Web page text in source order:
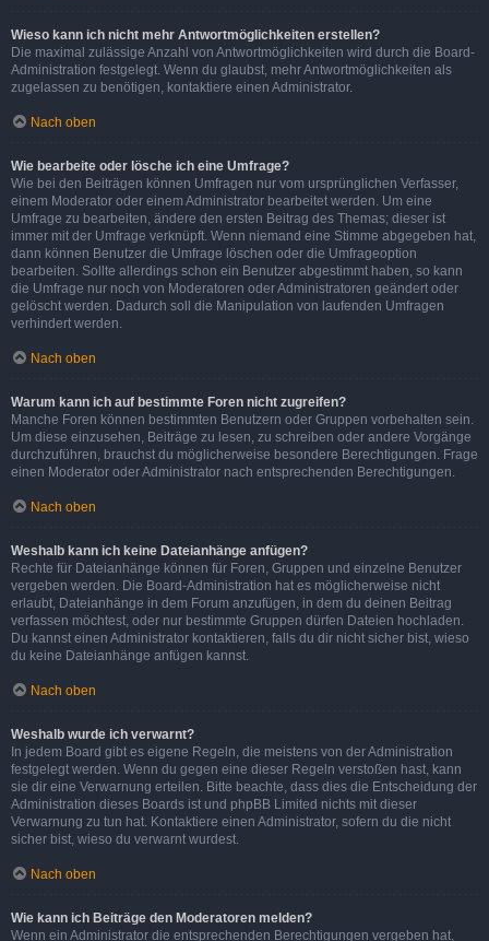
Wieso kann ich nicht mehr Antwortmöglichkeiten erstellen?
Die maximal zulässige Anzahl von Antwortmöglichkeiten wird durch die Board-
Administration festgelegt. Wenn du glaubst, mehr Antwortmöglichkeiten als
zugelassen zu benötigen, kontaktiere einen Administrator.
Nach oben
Wie bearbeite oder lösche ich eine Umfrage?
Wie bei den Beiträgen können Umfragen nur vom ursprünglichen Verfasser,
einem Moderator oder einem Administrator bearbeitet werden. Um eine
Umfrage zu bearbeiten, ändere den ersten Beitrag des Themas; dieser ist
immer mit der Umfrage verknüpft. Wenn niemand eine Stimme abgegeben hat,
dann können Benutzer die Umfrage löschen oder die Umfrageoption
bearbeiten. Sollte allerdings schon ein Benutzer abgestimmt haben, so kann
die Umfrage nur noch von Moderatoren oder Administratoren geändert oder
gelöscht werden. Dadurch soll die Manipulation von laufenden Umfragen
verhindert werden.
Nach oben
Warum kann ich auf bestimmte Foren nicht zugreifen?
Manche Foren können bestimmten Benutzern oder Gruppen vorbehalten sein.
Um diese einzusehen, Beiträge zu lesen, zu schreiben oder andere Vorgänge
durchzuführen, brauchst du möglicherweise besondere Berechtigungen. Frage
einen Moderator oder Administrator nach entsprechenden Berechtigungen.
Nach oben
Weshalb kann ich keine Dateianhänge anfügen?
Rechte für Dateianhänge können für Foren, Gruppen und einzelne Benutzer
vergeben werden. Die Board-Administration hat es möglicherweise nicht
erlaubt, Dateianhänge in dem Forum anzufügen, in dem du deinen Beitrag
verfassen möchtest, oder nur bestimmte Gruppen dürfen Dateien hochladen.
Du kannst einen Administrator kontaktieren, falls du dir nicht sicher bist, wieso
du keine Dateianhänge anfügen kannst.
Nach oben
Weshalb wurde ich verwarnt?
In jedem Board gibt es eigene Regeln, die meistens von der Administration
festgelegt werden. Wenn du gegen eine dieser Regeln verstoßen hast, kann
sie dir eine Verwarnung erteilen. Bitte beachte, dass dies die Entscheidung der
Administration dieses Boards ist und phpBB Limited nichts mit dieser
Verwarnung zu tun hat. Kontaktiere einen Administrator, sofern du die nicht
sicher bist, wieso du verwarnt wurdest.
Nach oben
Wie kann ich Beiträge den Moderatoren melden?
Wenn ein Administrator die entsprechenden Berechtigungen vergeben hat,